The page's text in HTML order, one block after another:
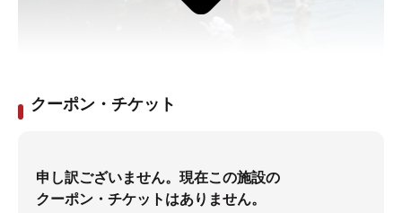
ターの行く末はいかに？！
女子大生温泉ライターの水品さきです。
今回は、北海道の『十勝岳温泉 凌雲閣』さんで
クーポン・チケット
申し訳ございません。現在この施設の
クーポン・チケットはありません。